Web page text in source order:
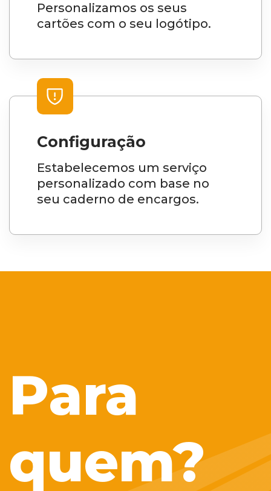
Personalizamos os seus
cartões com o seu logótipo.
Configuração
Estabelecemos um serviço
personalizado com base no
seu caderno de encargos.
Para
quem?